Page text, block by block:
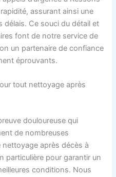
assurant ainsi une
délais. Ce souci du détail et
font de notre service de
un partenaire de confiance
éprouvants.
tout nettoyage après
douloureuse qui
de nombreuses
après décès à
particulière pour garantir un
conditions. Nous